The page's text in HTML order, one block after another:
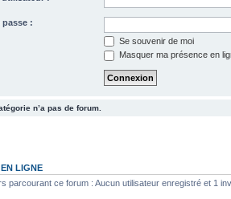
passe :
Se souvenir de moi
Masquer ma présence en
n’a pas de forum.
LIGNE
parcourant ce forum : Aucun utilisateur enregistré et 1